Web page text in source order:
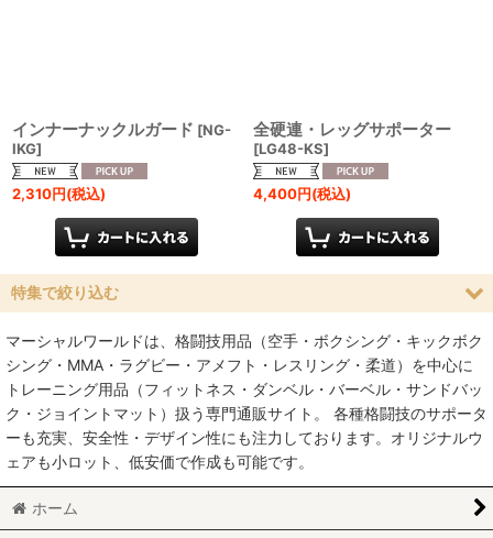
インナーナックルガード [NG-
IKG]
2,310円(税込)
全硬連・レッグサポーター
[LG48-KS]
4,400円(税込)
特集で絞り込む
空手
MMA総合格闘技
柔術
柔道
マーシャルワールドは、格闘技用品（空手・ボクシング・キックボク
シング・MMA・ラグビー・アメフト・レスリング・柔道）を中心に
トレーニング用品（フィットネス・ダンベル・バーベル・サンドバッ
ク・ジョイントマット）扱う専門通販サイト。 各種格闘技のサポータ
ーも充実、安全性・デザイン性にも注力しております。オリジナルウ
ェアも小ロット、低安価で作成も可能です。
ホーム